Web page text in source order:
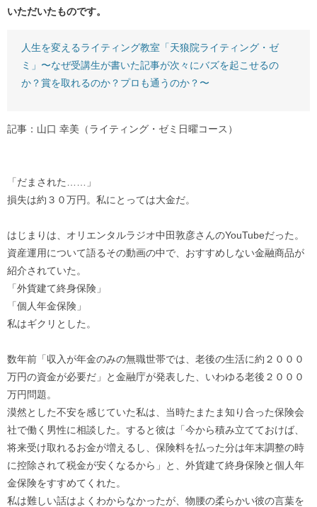
いただいたものです。
人生を変えるライティング教室「天狼院ライティング・ゼ
ミ」〜なぜ受講生が書いた記事が次々にバズを起こせるの
か？賞を取れるのか？プロも通うのか？〜
記事：山口 幸美（ライティング・ゼミ日曜コース）
「だまされた……」
損失は約３０万円。私にとっては大金だ。
はじまりは、オリエンタルラジオ中田敦彦さんのYouTubeだった。
資産運用について語るその動画の中で、おすすめしない金融商品が
紹介されていた。
「外貨建て終身保険」
「個人年金保険」
私はギクリとした。
数年前「収入が年金のみの無職世帯では、老後の生活に約２０００
万円の資金が必要だ」と金融庁が発表した、いわゆる老後２０００
万円問題。
漠然とした不安を感じていた私は、当時たまたま知り合った保険会
社で働く男性に相談した。すると彼は「今から積み立てておけば、
将来受け取れるお金が増えるし、保険料を払った分は年末調整の時
に控除されて税金が安くなるから」と、外貨建て終身保険と個人年
金保険をすすめてくれた。
私は難しい話はよくわからなかったが、物腰の柔らかい彼の言葉を